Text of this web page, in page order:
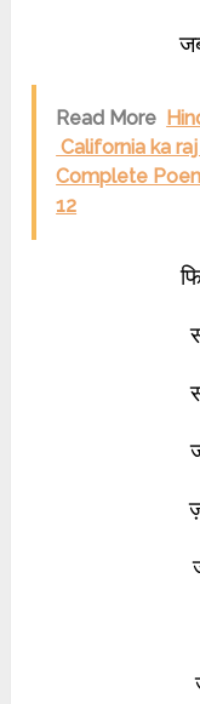
Read More
California ka raj
Complete
12